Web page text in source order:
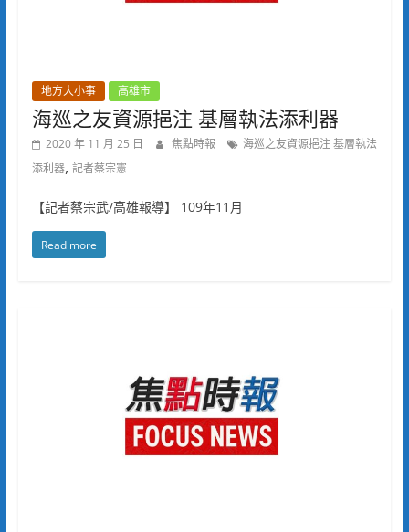
地方大小事 高雄市
海巡之友資源挹注 基層執法添利器
2020 年 11 月 25 日 焦點時報
海巡之友資源挹注 基層執法
添利器, 記者蔡宗憲
【記者蔡宗武/高雄報導】 109年11月
Read more